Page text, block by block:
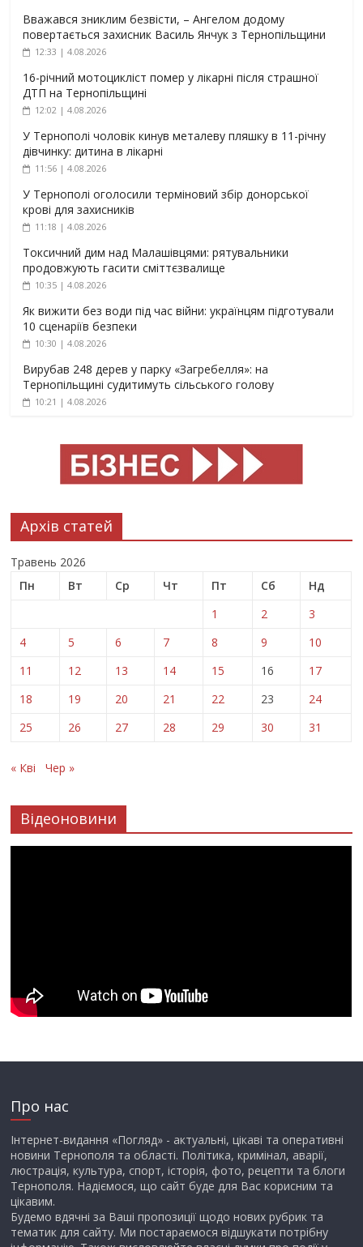
Вважався зниклим безвісти, – Ангелом додому
повертається захисник Василь Янчук з Тернопільщини
12:33 | 4.08.2026
16-річний мотоцикліст помер у лікарні після страшної
ДТП на Тернопільщині
12:02 | 4.08.2026
У Тернополі чоловік кинув металеву пляшку в 11-річну
дівчинку: дитина в лікарні
11:56 | 4.08.2026
У Тернополі оголосили терміновий збір донорської
крові для захисників
11:18 | 4.08.2026
Токсичний дим над Малашівцями: рятувальники
продовжують гасити сміттєзвалище
10:35 | 4.08.2026
Як вижити без води під час війни: українцям підготували
10 сценаріїв безпеки
10:30 | 4.08.2026
Вирубав 248 дерев у парку «Загребелля»: на
Тернопільщині судитимуть сільського голову
10:21 | 4.08.2026
Архів статей
Травень 2026
Пн
Вт Ср Чт Пт Сб
Нд
1
2
3
4
5 6 7 8 9
10
11
12 13 14 15 16
17
18
19 20 21 22 23
24
25
26 27 28 29 30 31
« Кві Чер »
Відеоновини
Про нас
Інтернет-видання «Погляд» - актуальні, цікаві та оперативні
новини Тернополя та області. Політика, кримінал, аварії,
люстрація, культура, спорт, історія, фото, рецепти та блоги
Тернополя. Надіємося, що сайт буде для Вас корисним та
цікавим.
Будемо вдячні за Ваші пропозиції щодо нових рубрик та
тематик для сайту. Ми постараємося відшукати потрібну